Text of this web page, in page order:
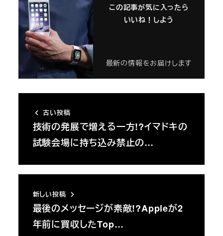
この記事が気に入ったら
いいね！しよう
最新の情報をお届けします
古い投稿
技術の発展で増える一方!?イマドキの
試験会場に持ち込み禁止の…
新しい投稿
最後のメッセージが素敵!?Appleが2
年前に買収したTop…